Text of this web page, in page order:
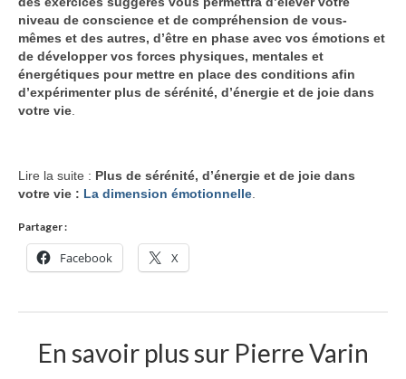
niveau de conscience et de compréhension de vous-
mêmes et des autres, d’être en phase avec vos émotions et
de développer vos forces physiques, mentales et
énergétiques pour mettre en place des conditions afin
d’expérimenter plus de sérénité, d’énergie et de joie dans
votre vie
Lire la suite : Plus de sérénité, d’énergie et de joie dans
votre vie : La dimension émotionnelle
Partager :
Facebook X
En savoir plus sur Pierre Varin